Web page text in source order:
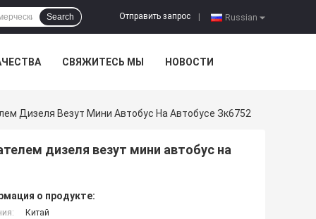
Russian
Отправить запрос
Search
СВЯЖИТЕСЬ МЫ НОВОСТИ
Дизеля Везут Мини Автобус На Автобусе Зк6752
дизеля везут мини автобус на
о продукте:
Китай